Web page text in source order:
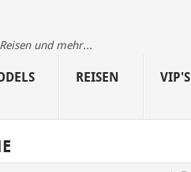
und mehr...
REISEN VIP'S